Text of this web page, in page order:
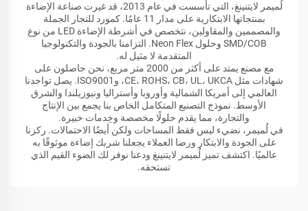
لُميمر لايتنينغ، التي تأسست في عام 2013، قد غيرت صناعة الإضاءة
بمنتجاتها الابتكارية على مدار 11 عامًا. كمورد للتجار الجملة
والمصممين والمقاولين، نتخصص في أشرطة الإضاءة LED من نوع
SMD/COB وحلول Neon Flex. التزامنا بالجودة والتكنولوجيا
المتقدمة لا مثيل له.
مع مصنع يمتد على أكثر من 2000 متر مربع، نحن حاصلون على
شهادات مثل CE، ROHS، CB، UL، UKCA، وISO9001. يصل تواجدنا
العالمي إلى أمريكا الشمالية وأوروبا وأستراليا ونيوزيلندا والشرق
الأوسط. نموذج التصنيع المتكامل الخاص بنا يجمع بين الإنتاج
والتجارة، مما يقدم حلولًا مخصصة وخِدمات خبيرة.
في لُميمر، نضيء ليس فقط المساحات ولكن أيضًا الاحتمالات. ركزنا
على الجودة والابتكار ورضا العملاء يجعلنا شريك إضاءة موثوقًا به
عالميًا. اكتشف تميز لُميمر لايتنينغ ودعنا نوفر لك الضوء القيم الذي
تستحقه.